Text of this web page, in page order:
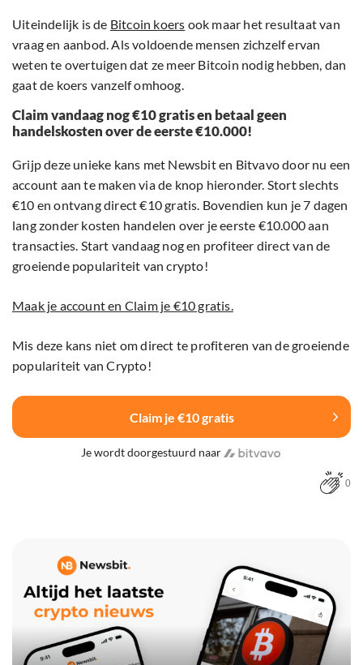
Uiteindelijk is de Bitcoin koers ook maar het resultaat van
vraag en aanbod. Als voldoende mensen zichzelf ervan
weten te overtuigen dat ze meer Bitcoin nodig hebben, dan
gaat de koers vanzelf omhoog.
Claim vandaag nog €10 gratis en betaal geen
handelskosten over de eerste €10.000!
Grijp deze unieke kans met Newsbit en Bitvavo door nu een
account aan te maken via de knop hieronder. Stort slechts
€10 en ontvang direct €10 gratis. Bovendien kun je 7 dagen
lang zonder kosten handelen over je eerste €10.000 aan
transacties. Start vandaag nog en profiteer direct van de
groeiende populariteit van crypto!
Maak je account en Claim je €10 gratis.
Mis deze kans niet om direct te profiteren van de groeiende
populariteit van Crypto!
Claim je €10 gratis
Je wordt doorgestuurd naar
0